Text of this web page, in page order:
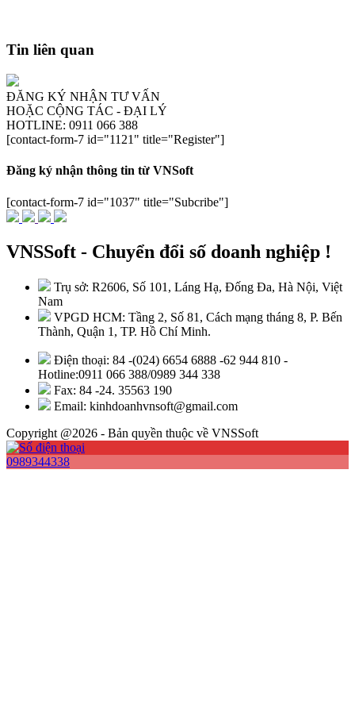
Tin liên quan
ĐĂNG KÝ NHẬN TƯ VẤN
HOẶC CỘNG TÁC - ĐẠI LÝ
HOTLINE: 0911 066 388
[contact-form-7 id="1121" title="Register"]
Đăng ký nhận thông tin từ VNSoft
[contact-form-7 id="1037" title="Subcribe"]
VNSSoft - Chuyển đổi số doanh nghiệp !
Trụ sở: R2606, Số 101, Láng Hạ, Đống Đa, Hà Nội, Việt
Nam
VPGD HCM: Tầng 2, Số 81, Cách mạng tháng 8, P. Bến
Thành, Quận 1, TP. Hồ Chí Minh.
Điện thoại: 84 -(024) 6654 6888 -62 944 810 -
Hotline:0911 066 388/0989 344 338
Fax: 84 -24. 35563 190
Email: kinhdoanhvnsoft@gmail.com
Copyright @2026 - Bản quyền thuộc về VNSSoft
0989344338